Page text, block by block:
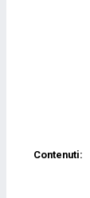
Contenuti: